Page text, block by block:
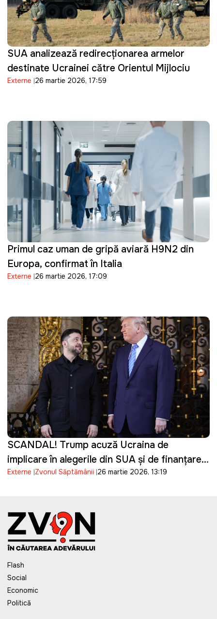
SUA analizează redirecționarea armelor
destinate Ucrainei către Orientul Mijlociu
Externe 26 martie 2026, 17:59
Primul caz uman de gripă aviară H9N2 din
Europa, confirmat în Italia
Externe 26 martie 2026, 17:09
SCANDAL! Trump acuză Ucraina de
implicare în alegerile din SUA și de finanțarea
campaniei lui Biden
Externe Zvonul Săptămânii 26 martie 2026, 13:19
Flash
Social
Economic
Politică